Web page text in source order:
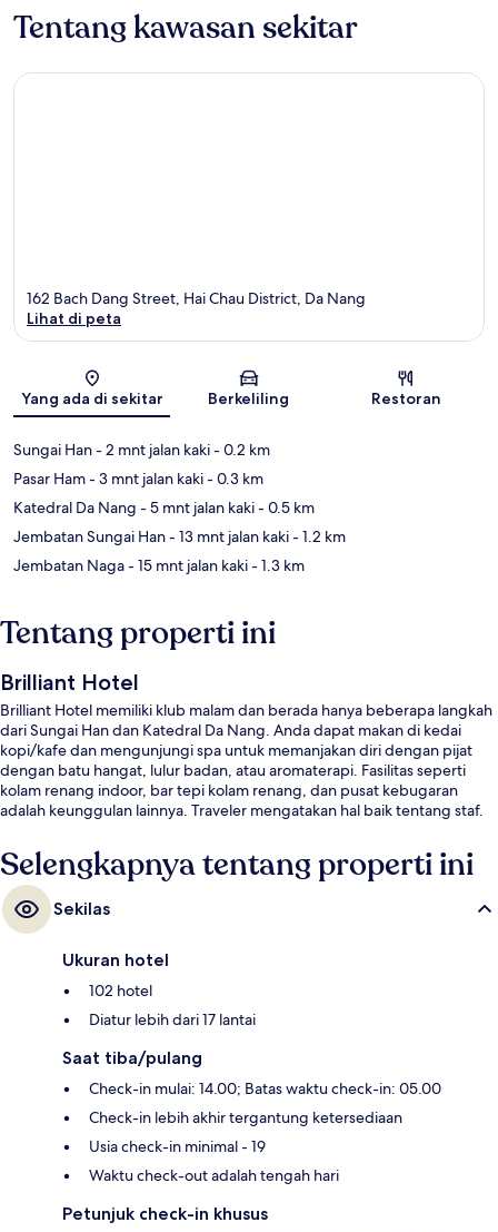
Tentang kawasan sekitar
Peta
162 Bach Dang Street, Hai Chau District, Da Nang
Lihat di peta
Yang ada di sekitar Berkeliling Restoran
Sungai Han- 2 mnt jalan kaki- 0.2 km
Pasar Ham- 3 mnt jalan kaki- 0.3 km
Katedral Da Nang - 5 mnt jalan kaki- 0.5 km
Jembatan Sungai Han- 13 mnt jalan kaki- 1.2 km
Jembatan Naga- 15 mnt jalan kaki- 1.3 km
Tentang properti ini
Brilliant Hotel
Brilliant Hotel memiliki klub malam dan berada hanya beberapa langkah
dari Sungai Han dan Katedral Da Nang. Anda dapat makan di kedai
kopi/kafe dan mengunjungi spa untuk memanjakan diri dengan pijat
dengan batu hangat, lulur badan, atau aromaterapi. Fasilitas seperti
kolam renang indoor, bar tepi kolam renang, dan pusat kebugaran
adalah keunggulan lainnya. Traveler mengatakan hal baik tentang staf.
Selengkapnya tentang properti ini
Sekilas
Ukuran hotel
102 hotel
Diatur lebih dari 17 lantai
Saat tiba/pulang
Check-in mulai: 14.00; Batas waktu check-in: 05.00
Check-in lebih akhir tergantung ketersediaan
Usia check-in minimal - 19
Waktu check-out adalah tengah hari
Petunjuk check-in khusus